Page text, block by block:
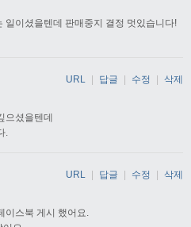
일이셨을텐데 판매중지 결정 멋있습니다!
으셨을텐데
.
URL 답글 수정 삭제
이스북 게시 했어요.
URL 답글 수정 삭제